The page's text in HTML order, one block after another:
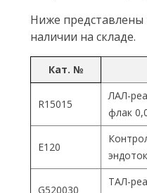
Ниже
наличии на складе.
Кат. №
R15015
ЛАЛ-
флак
Е120
G520030
ТАЛ-